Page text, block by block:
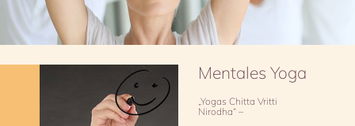
Mentales Yoga
„Yogas Chitta Vritti
Nirodha“ –